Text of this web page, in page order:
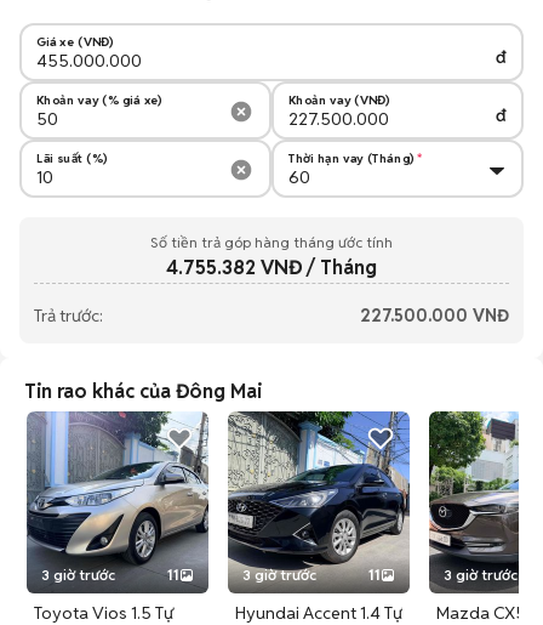
Giá xe (VNĐ)
đ
Khoản vay (% giá xe) Khoản vay (VNĐ)
đ
Lãi suất (%) Thời hạn vay (Tháng)
Số tiền trả góp hàng tháng ước tính
4.755.382 VNĐ / Tháng
Trả trước: 227.500.000 VNĐ
Tin rao khác của Đông Mai
3 giờ trước 11
Toyota Vios 1.5 Tự
3 giờ trước 11
Hyundai Accent 1.4 Tự
3 giờ trước
Mazda CX5